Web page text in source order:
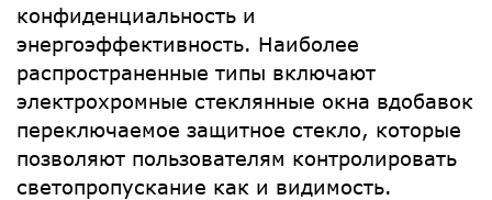
конфиденциальность и
энергоэффективность. Наиболее
распространенные типы включают
электрохромные стеклянные окна вдобавок
переключаемое защитное стекло, которые
позволяют пользователям контролировать
светопропускание как и видимость.